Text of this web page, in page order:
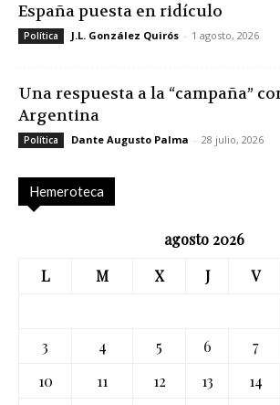
España puesta en ridículo
Política J.L. González Quirós - 1 agosto, 2026
Una respuesta a la “campaña”
Argentina
Política Dante Augusto Palma - 28 julio, 2026
Hemeroteca
agosto 2026
L
M X J V
3
4 5 6 7
10
11 12 13 14